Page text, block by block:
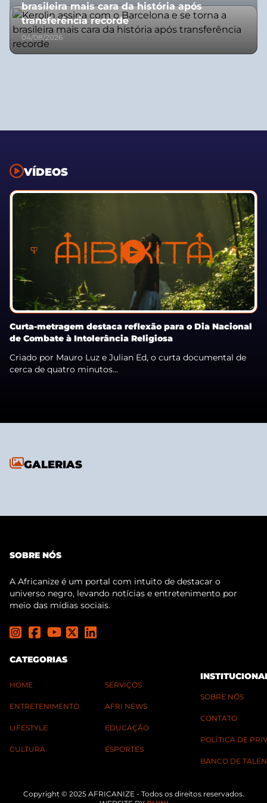
brasileira mais cara da história após
transferência recorde
04/08/2026
VÍDEOS
Curta-metragem destaca reflexão para o Dia Nacional
de Combate à Intolerância Religiosa
Criado por Mauro Luz e Julian Ed, o curta documental de
cerca de quatro minutos...
GALERIAS
SOBRE NÓS
A Africanize é um portal com intuito de destacar o
universo negro, levando notícias e entretenimento por
meio das mídias sociais.
CATEGORIAS
HOME
ENTRETENIMENTO
LIFESTYLE
CULTURA
SERVIÇOS
AFRI NEWS
EDUCAÇÃO
ESPORTES
SOBRE NÓS
CONTATO
POLÍTICA DE
BANCO DE
Copyright © 2025 AFRICANIZE - Todos os direitos reservados.